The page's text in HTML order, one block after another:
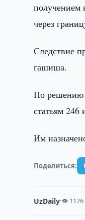
получением
через
Следствие
гашиша.
По решению
статьям 246
Им
Поделиться:
UzDaily·👁 1126